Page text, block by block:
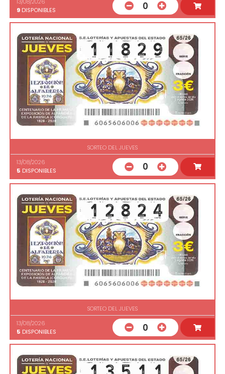
9 DISPONIBLES 0
SORTEO DEL JUEVES
13/08/2026
5 DISPONIBLES 0
SORTEO DEL JUEVES
13/08/2026
5 DISPONIBLES 0